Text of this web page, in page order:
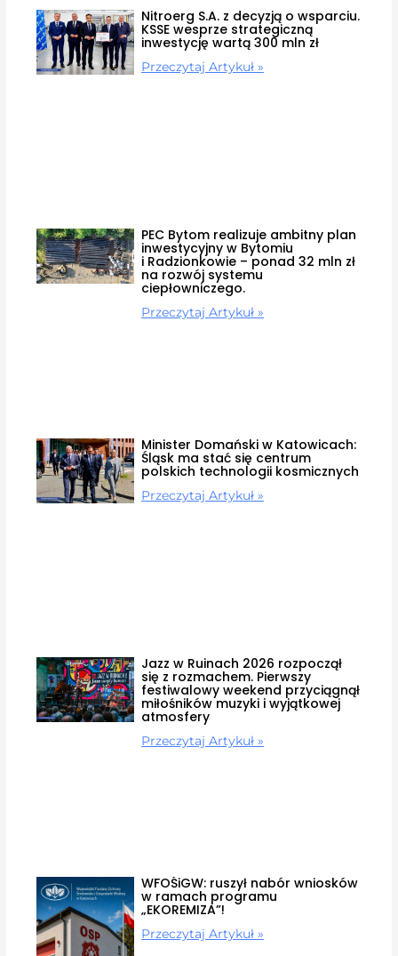
Nitroerg S.A. z decyzją o wsparciu.
KSSE wesprze strategiczną
inwestycję wartą 300 mln zł
Przeczytaj Artykuł »
PEC Bytom realizuje ambitny plan
inwestycyjny w Bytomiu
i Radzionkowie – ponad 32 mln zł
na rozwój systemu
ciepłowniczego.
Przeczytaj Artykuł »
Minister Domański w Katowicach:
Śląsk ma stać się centrum
polskich technologii kosmicznych
Przeczytaj Artykuł »
Jazz w Ruinach 2026 rozpoczął
się z rozmachem. Pierwszy
festiwalowy weekend przyciągnął
miłośników muzyki i wyjątkowej
atmosfery
Przeczytaj Artykuł »
WFOŚiGW: ruszył nabór wniosków
w ramach programu
„EKOREMIZA”!
Przeczytaj Artykuł »